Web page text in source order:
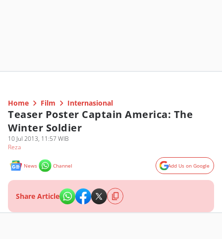
Home Film Internasional
Teaser Poster Captain America: The
Winter Soldier
10 Jul 2013, 11:57 WIB
Reza
News Channel Add Us on Google
Share Article